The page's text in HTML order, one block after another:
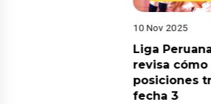
10 Nov 2025
Liga
revisa
posiciones
fecha 3